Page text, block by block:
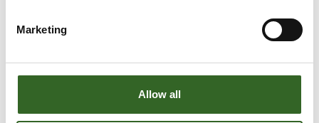
Marketing
Allow all
LAJITTELUOHJEET